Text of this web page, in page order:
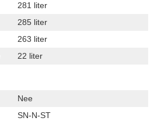
281 liter
285 liter
263 liter
22 liter
Nee
SN-N-ST